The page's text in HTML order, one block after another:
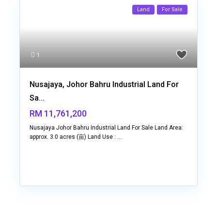
1
Land For Sale
Nusajaya, Johor Bahru Industrial Land For
Sa...
RM 11,761,200
Nusajaya Johor Bahru Industrial Land For Sale Land Area:
approx. 3.0 acres (亩) Land Use : ...